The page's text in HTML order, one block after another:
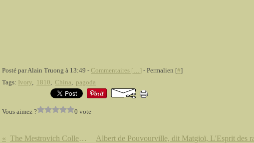
Posté par Alain Truong à 13:49 - Commentaires [… ] - Permalien [#]
Tags: Ivory, 1810, China, pagoda
Vous aimez ? 0 vote
The Mestrovich Collection in Ca' Rezzonico, Venezia